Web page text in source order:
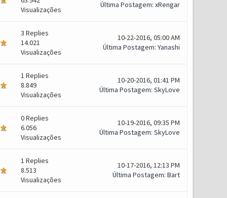
Visualizações
Última Postagem: xRengar
3 Replies
14.021
Visualizações
10-22-2016, 05:00 AM
Última Postagem: Yanashi
1 Replies
8.849
Visualizações
10-20-2016, 01:41 PM
Última Postagem: SkyLove
0Replies
6.056
Visualizações
10-19-2016, 09:35 PM
Última Postagem: SkyLove
1 Replies
8.513
Visualizações
10-17-2016, 12:13 PM
Última Postagem: Bart